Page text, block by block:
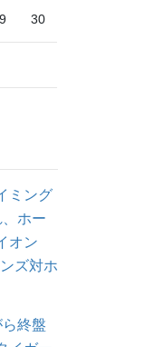
30
ミング
ホー
オン
ズ対ホ
終盤